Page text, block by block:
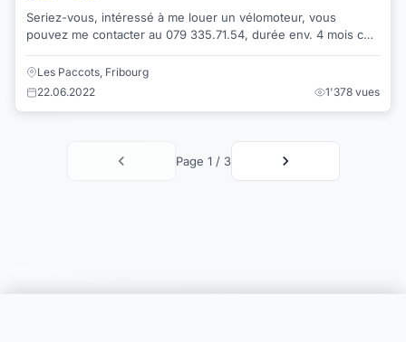
Seriez-vous, intéressé à me louer un vélomoteur, vous
pouvez me contacter au 079 335.71.54, durée env. 4 mois cet
Les Paccots, Fribourg
22.06.2022
1'378 vues
Page 1 / 3